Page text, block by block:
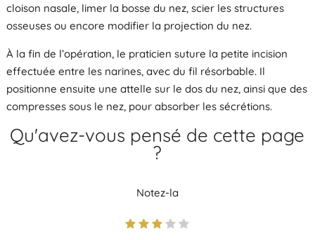
cloison nasale, limer la bosse du nez, scier les structures
osseuses ou encore modifier la projection du nez.
À la fin de l’opération, le praticien suture la petite incision
effectuée entre les narines, avec du fil résorbable. Il
positionne ensuite une attelle sur le dos du nez, ainsi que des
compresses sous le nez, pour absorber les sécrétions.
Qu'avez-vous pensé de cette page
?
Notez-la